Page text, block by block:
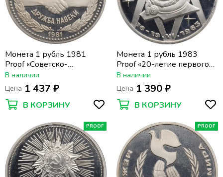
Монета 1 рубль 1981
Proof «Советско-
болгарская дружба,
Дружба навеки»
(Новодел) капсула
В наличии
Цена 1 437 ₽
В КОРЗИНУ
Монета 1 рубль 1983
Proof «20-летие первого
полета в космос женщины
- гражданки СССР В. В.
Терешковой» в запайке
(Новодел) капсула
В наличии
Цена 1 390 ₽
В КОРЗИНУ
PROOF PROOF